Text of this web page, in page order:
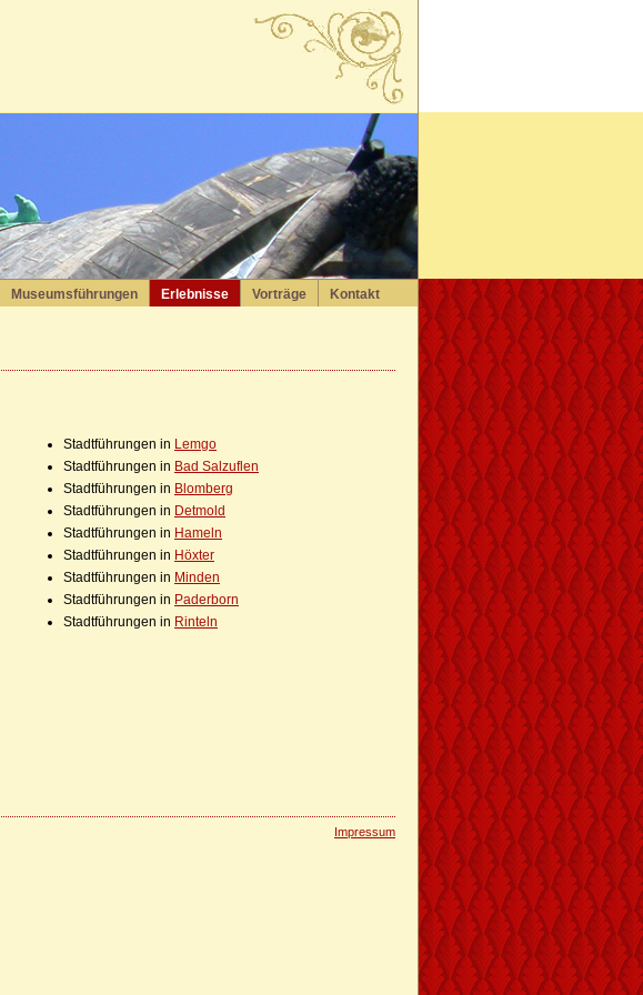
Museumsführungen Erlebnisse Vorträge Kontakt
Stadtführungen in Lemgo
Stadtführungen in Bad Salzuflen
Stadtführungen in Blomberg
Stadtführungen in Detmold
Stadtführungen in Hameln
Stadtführungen in Höxter
Stadtführungen in Minden
Stadtführungen in Paderborn
Stadtführungen in Rinteln
Impressum